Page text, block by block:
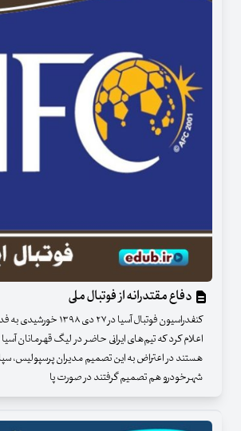
دفاع مقتدرانه از فوتبال ملی
کنفدراسیون فوتبال آسیا در ۲۷
هستند در اعتراض به این تصمیم مدیران پرسپولیس،
شهرخودرو هم تصمیم گرفتند در صورت پا